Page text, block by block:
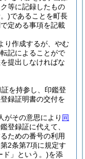
等に記録したもの
)であることを町長
定める事項を記載
り作成するが、やむ
記によることがで
提出しなければな
を持参し、印鑑登
録証明書の交付を
がその意思により 同
登録証に代えて、
ための番号の利用
第2条第7項に規定す
ド」という。)を添